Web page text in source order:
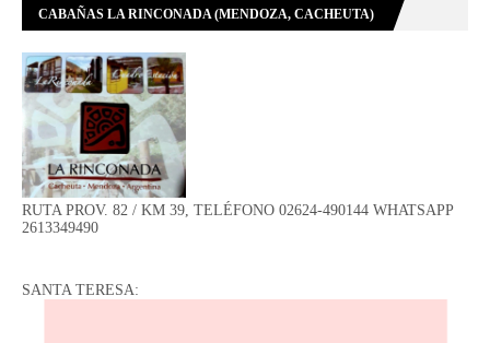
CABAÑAS LA RINCONADA (MENDOZA, CACHEUTA)
RUTA PROV. 82 / KM 39, TELÉFONO 02624-490144 WHATSAPP
2613349490
SANTA TERESA: